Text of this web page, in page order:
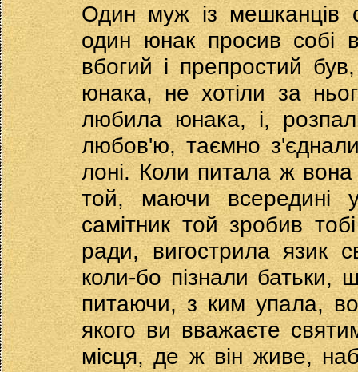
Один муж із мешканців
один юнак просив собі
вбогий і препростий
юнака, не хотіли за
любила юнака, і,
любов'ю, таємно
лоні. Коли питала ж вона
той, маючи всередині
самітник той зробив
ради, вигострила язик
коли-бо пізнали батьки,
питаючи, з ким упала,
якого ви вважаєте
місця, де ж він живе,